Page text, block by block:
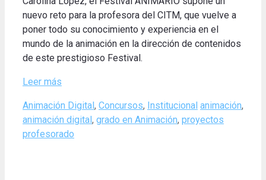
nuevo reto para la profesora del CITM, que vuelve a
poner todo su conocimiento y experiencia en el
mundo de la animación en la dirección de contenidos
de este prestigioso Festival.
Leer más
Categories
Animación Digital , Concursos, Institucional Tags
animación,
animación digital , grado en Animación, proyectos
profesorado